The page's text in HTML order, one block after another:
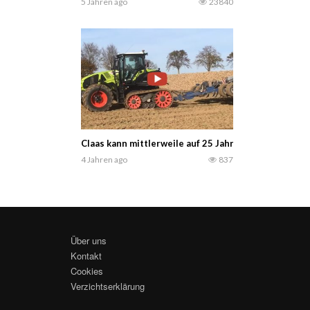
Claas kann mittlerweile auf 25 Jahre Fertigung von
4 Jahren ago 837
Über uns
Kontakt
Cookies
Verzichtserklärung